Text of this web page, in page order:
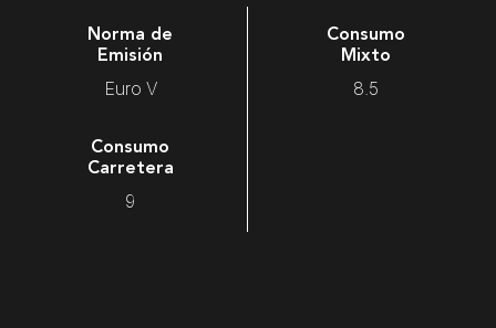
Norma de
Emisión
Euro V
Consumo
Mixto
8.5
Consumo
Carretera
9